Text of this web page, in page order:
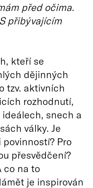
před očima.
přibývajícím
kteří se
dějinných
tzv. aktivních
rozhodnutí,
snech a
války. Je
Pro
přesvědčení?
co na to
je inspirován